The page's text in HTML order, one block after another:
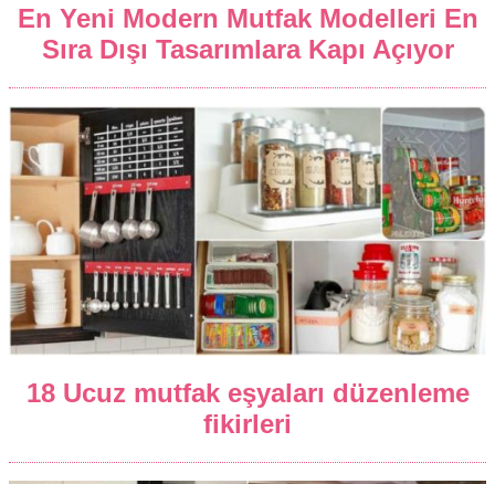
En Yeni Modern Mutfak Modelleri En
Sıra Dışı Tasarımlara Kapı Açıyor
18 Ucuz mutfak eşyaları düzenleme
fikirleri